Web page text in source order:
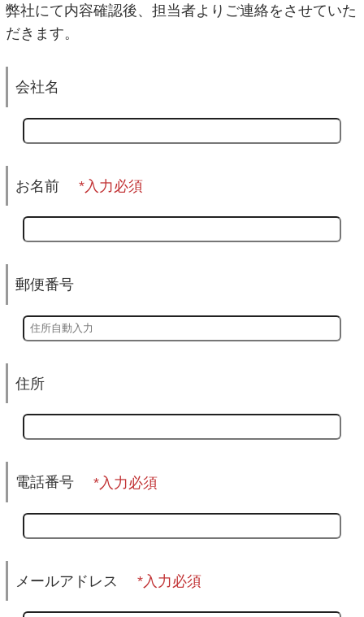
弊社にて内容確認後、担当者よりご連絡をさせていた
だきます。
会社名
お名前
郵便番号
住所
電話番号
メールアドレス